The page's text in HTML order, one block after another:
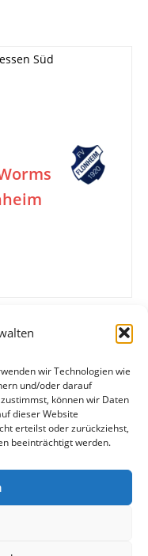
wir Technologien wie
und/oder darauf
können wir Daten
dieser Website
erteilst oder zurückziehst,
beeinträchtigt werden.
Süd
Mannschaften